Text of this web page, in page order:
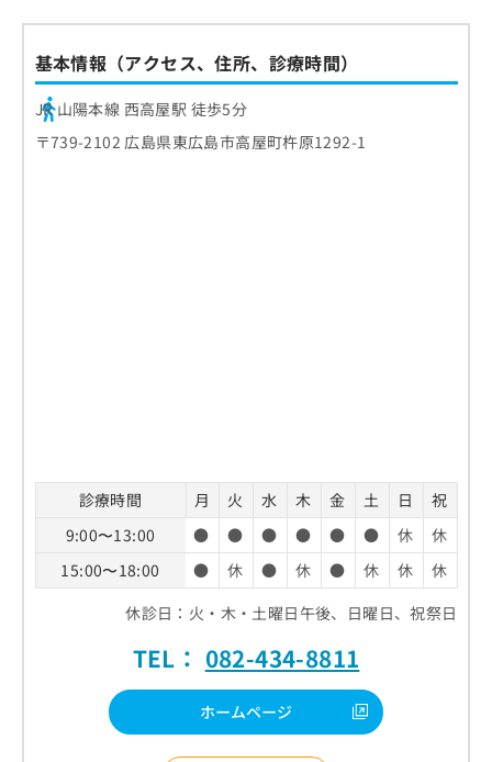
基本情報（アクセス、住所、診療時間）
JR 山陽本線 西高屋駅 徒歩5分
〒739-2102 広島県東広島市高屋町杵原1292-1
診療時間 月 火 水 木 金 土 日
祝
9:00〜13:00
● ● ● ● ● ● 休
休
15:00〜18:00
● 休 ● 休 ● 休 休
休
休診日：火・木・土曜日午後、日曜日、祝祭日
TEL： 082-434-8811
ホームページ